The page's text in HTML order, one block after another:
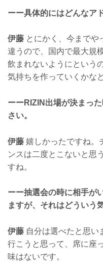
ーー具体的にはどんなア
伊藤 とにかく、今までや
違うので、国内で最大規
飲まれないようにという
気持ちを作っていくかな
ーーRIZIN出場が決まっ
さい。
伊藤 嬉しかったですね。
ンスは二度とこないと思
すね。
ーー抽選会の時に相手が
ますが、それはどういう
伊藤 自分は選べたと思い
行こうと思って、席に座
味はないです。